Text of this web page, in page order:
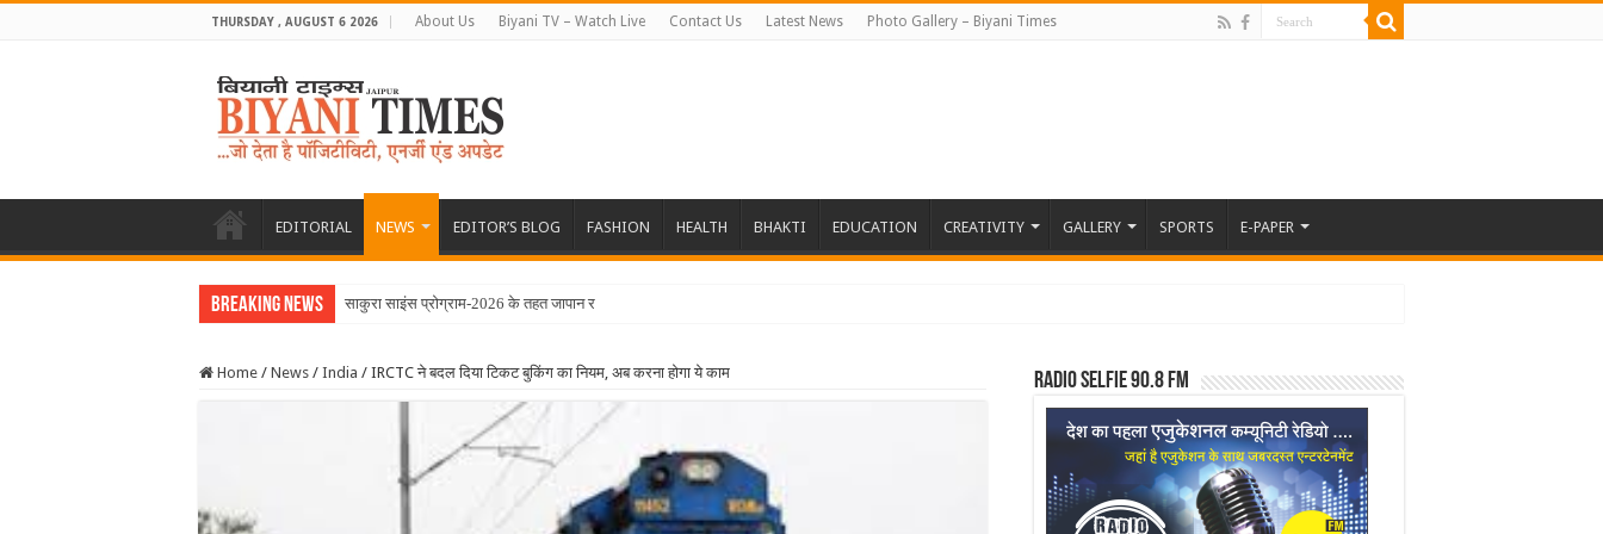
THURSDAY , AUGUST 6 2026 About Us Biyani TV – Watch Live Contact Us Latest News Photo Gallery – Biyani Times
EDITORIAL NEWS EDITOR’S BLOG FASHION HEALTH BHAKTI EDUCATION CREATIVITY GALLERY SPORTS E-PAPER
Breaking News साकुरा साइंस प्रोग्राम-2026 के तहत जापान रवाना हुई बियानी ग्रुप ऑफ क
Home / News / India / IRCTC ने बदल दिया टिकट बुकिंग का नियम, अब करना होगा ये काम Radio Selfie 90.8 FM